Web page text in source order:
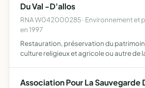
Du Val -D'allos
RNA W042000285 · Environnement et
en 1997
Restauration, préservation du
culture religieux et agricole ou autre de
Association Pour La Sauvegarde